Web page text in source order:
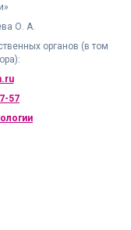
О. А.
органов (в том
57